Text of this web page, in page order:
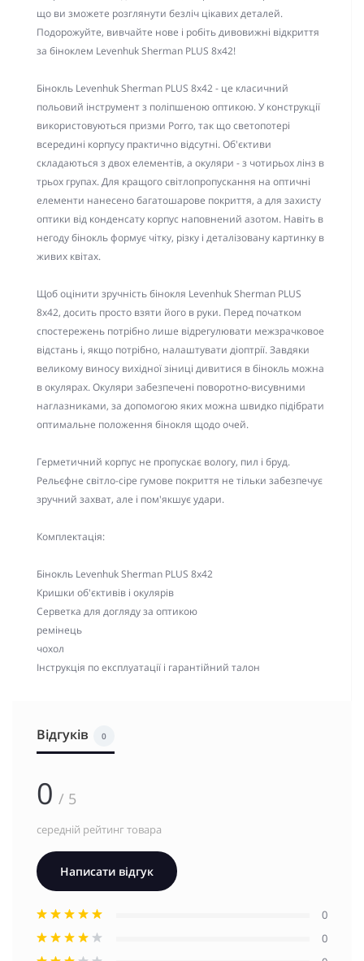
що ви зможете розглянути безліч цікавих деталей.
Подорожуйте, вивчайте нове і робіть дивовижні відкриття
за біноклем Levenhuk Sherman PLUS 8x42!
Бінокль Levenhuk Sherman PLUS 8x42 - це класичний
польовий інструмент з поліпшеною оптикою. У конструкції
використовуються призми Porro, так що светопотері
всередині корпусу практично відсутні. Об'єктиви
складаються з двох елементів, а окуляри - з чотирьох лінз в
трьох групах. Для кращого світлопропускання на оптичні
елементи нанесено багатошарове покриття, а для захисту
оптики від конденсату корпус наповнений азотом. Навіть в
негоду бінокль формує чітку, різку і деталізовану картинку в
живих квітах.
Щоб оцінити зручність бінокля Levenhuk Sherman PLUS
8x42, досить просто взяти його в руки. Перед початком
спостережень потрібно лише відрегулювати межзрачковое
відстань і, якщо потрібно, налаштувати діоптрії. Завдяки
великому виносу вихідної зіниці дивитися в бінокль можна
в окулярах. Окуляри забезпечені поворотно-висувними
наглазниками, за допомогою яких можна швидко підібрати
оптимальне положення бінокля щодо очей.
Герметичний корпус не пропускає вологу, пил і бруд.
Рельєфне світло-сіре гумове покриття не тільки забезпечує
зручний захват, але і пом'якшує удари.
Комплектація:
Бінокль Levenhuk Sherman PLUS 8x42
Кришки об'єктивів і окулярів
Серветка для догляду за оптикою
ремінець
чохол
Інструкція по експлуатації і гарантійний талон
Відгуків 0
0 / 5
середній рейтинг товара
Написати відгук
0
0